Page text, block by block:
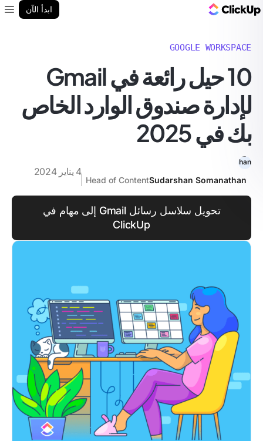
ابدأ الآن
GOOGLE WORKSPACE
10 حيل رائعة في Gmail
لإدارة صندوق الوارد الخاص
بك في 2025
Sudarshan Somanathan
Head of Content
4 يناير 2024
تحويل سلاسل رسائل Gmail إلى مهام في
ClickUp